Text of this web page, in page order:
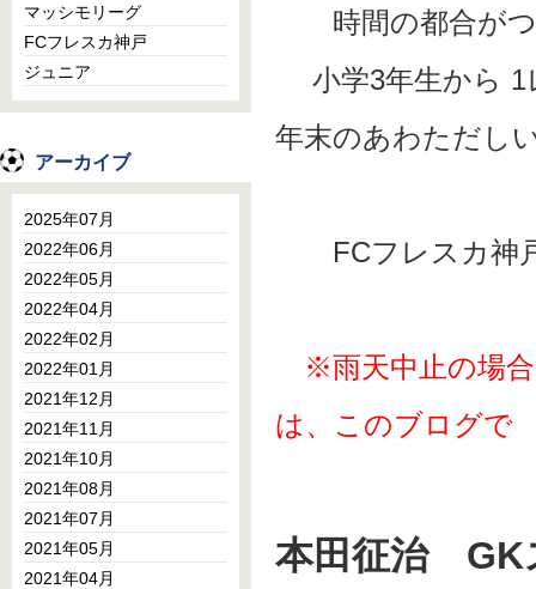
時間の都合がつ
小学3年生から 1
年末のあわただし
FCフレスカ神
※雨天中止の場
は、このブログで
本田征治 GK
マッシモリーグ
FCフレスカ神戸
ジュニア
アーカイブ
2025年07月
2022年06月
2022年05月
2022年04月
2022年02月
2022年01月
2021年12月
2021年11月
2021年10月
2021年08月
2021年07月
2021年05月
2021年04月